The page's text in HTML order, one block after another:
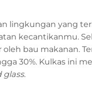
lingkungan yang
kecantikanmu.
bau makanan.
30%. Kulkas ini
glass.